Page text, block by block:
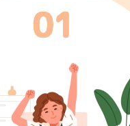
01